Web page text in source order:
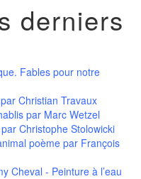
derniers
Fables pour notre
par Christian Travaux
par Marc Wetzel
par Christophe Stolowicki
poème par François
Cheval - Peinture à l’eau